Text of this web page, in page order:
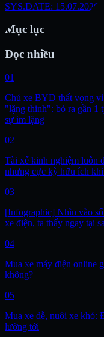
SYS.DATE: 15.07.2026
Mục lục
Đọc nhiều
01
Chủ xe BYD thất vọng vì
"lặng thinh": bỏ ra gần 1
sự im lặng
02
Tài xế kinh nghiệm luôn
nhưng cực kỳ hữu ích
03
[Infographic] Nhìn vào
xe điện, ta thấy ngay tại
04
Mua xe máy điện online
không?
05
Mua xe dễ, nuôi xe khó:
lường tới